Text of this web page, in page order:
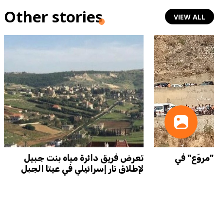
Other stories VIEW ALL
تعرض فريق دائرة مياه بنت جبيل
لإطلاق نار إسرائيلي في عيتا الجبل
"مروّع" في